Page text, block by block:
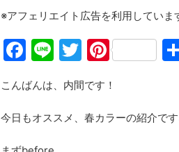
※アフェリエイト広告を利用していま
F
c
e
b
Li
e
T
itt
er
Pi
er
e
こんばんは、内間です！
今日もオススメ、春カラーの紹介です